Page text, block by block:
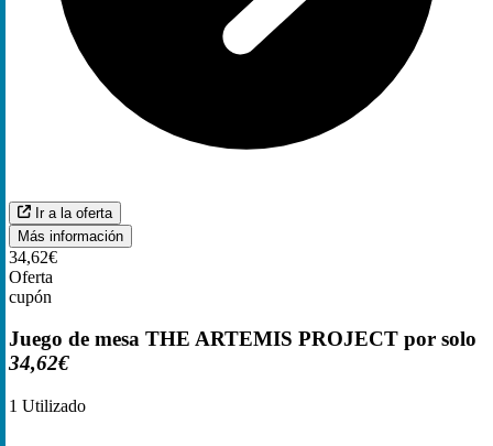
Ir a la oferta
Más información
34,62€
Oferta
cupón
Juego de mesa THE ARTEMIS PROJECT por solo
34,62€
1 Utilizado